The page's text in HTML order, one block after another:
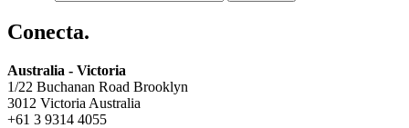
Conecta.
Australia - Victoria
1/22 Buchanan Road Brooklyn
3012 Victoria Australia
+61 3 9314 4055